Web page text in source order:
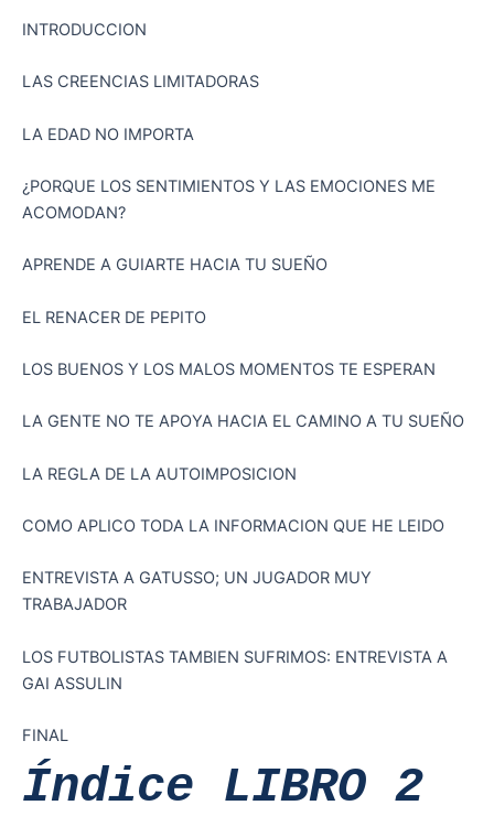
INTRODUCCION
LAS CREENCIAS LIMITADORAS
LA EDAD NO IMPORTA
¿PORQUE LOS SENTIMIENTOS Y LAS EMOCIONES ME
ACOMODAN?
APRENDE A GUIARTE HACIA TU SUEÑO
EL RENACER DE PEPITO
LOS BUENOS Y LOS MALOS MOMENTOS TE ESPERAN
LA GENTE NO TE APOYA HACIA EL CAMINO A TU SUEÑO
LA REGLA DE LA AUTOIMPOSICION
COMO APLICO TODA LA INFORMACION QUE HE LEIDO
ENTREVISTA A GATUSSO; UN JUGADOR MUY
TRABAJADOR
LOS FUTBOLISTAS TAMBIEN SUFRIMOS: ENTREVISTA A
GAI ASSULIN
FINAL
Índice LIBRO 2